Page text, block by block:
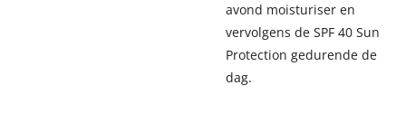
avond moisturiser en
vervolgens de SPF 40 Sun
Protection gedurende de
dag.